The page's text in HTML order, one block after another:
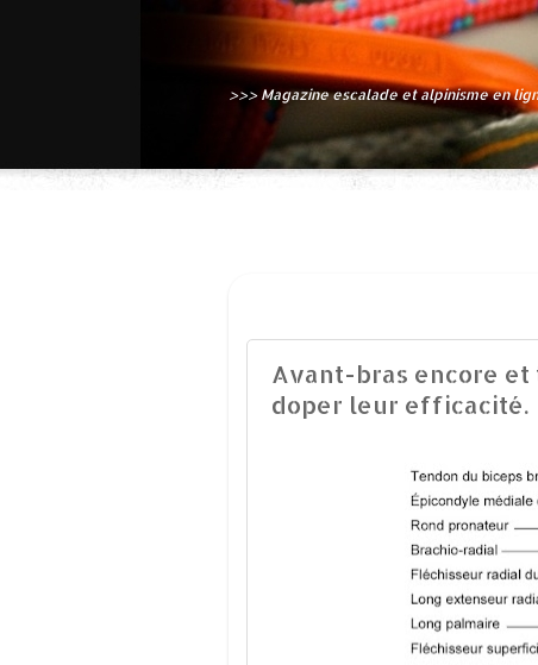
>>> Magazine escalade et alpinisme en
Avant-bras encore et
doper leur efficacité.